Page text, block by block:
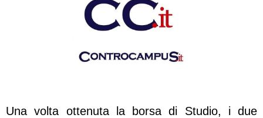
Una volta ottenuta la borsa di Studio, i due